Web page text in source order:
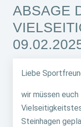
ABSAGE
Liebe
wir müssen
Steinhagen